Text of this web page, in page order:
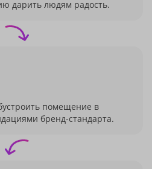
дарить людям радость.
помещение в
бренд-стандарта.